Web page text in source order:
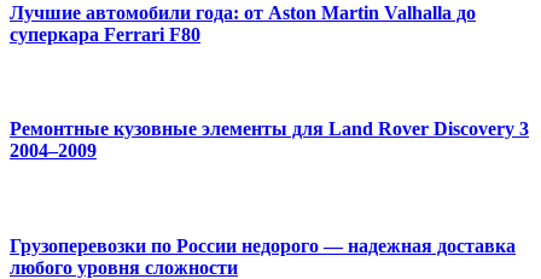
Лучшие автомобили года: от Aston Martin Valhalla до
суперкара Ferrari F80
Ремонтные кузовные элементы для Land Rover Discovery 3
2004–2009
Грузоперевозки по России недорого — надежная доставка
любого уровня сложности